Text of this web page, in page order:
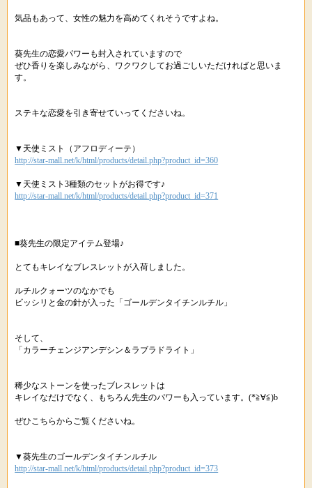
気品もあって、女性の魅力を高めてくれそうですよね。
葵先生の恋愛パワーも封入されていますので
ぜひ香りを楽しみながら、ワクワクしてお過ごしいただければと思いま
す。
ステキな恋愛を引き寄せていってくださいね。
▼天使ミスト（アフロディーテ）
http://star-mall.net/k/html/products/detail.php?product_id=360
▼天使ミスト3種類のセットがお得です♪
http://star-mall.net/k/html/products/detail.php?product_id=371
■葵先生の限定アイテム登場♪
とてもキレイなブレスレットが入荷しました。
ルチルクォーツのなかでも
ビッシリと金の針が入った「ゴールデンタイチンルチル」
そして、
「カラーチェンジアンデシン＆ラブラドライト」
稀少なストーンを使ったブレスレットは
キレイなだけでなく、もちろん先生のパワーも入っています。(*≧∀≦)b
ぜひこちらからご覧くださいね。
▼葵先生のゴールデンタイチンルチル
http://star-mall.net/k/html/products/detail.php?product_id=373